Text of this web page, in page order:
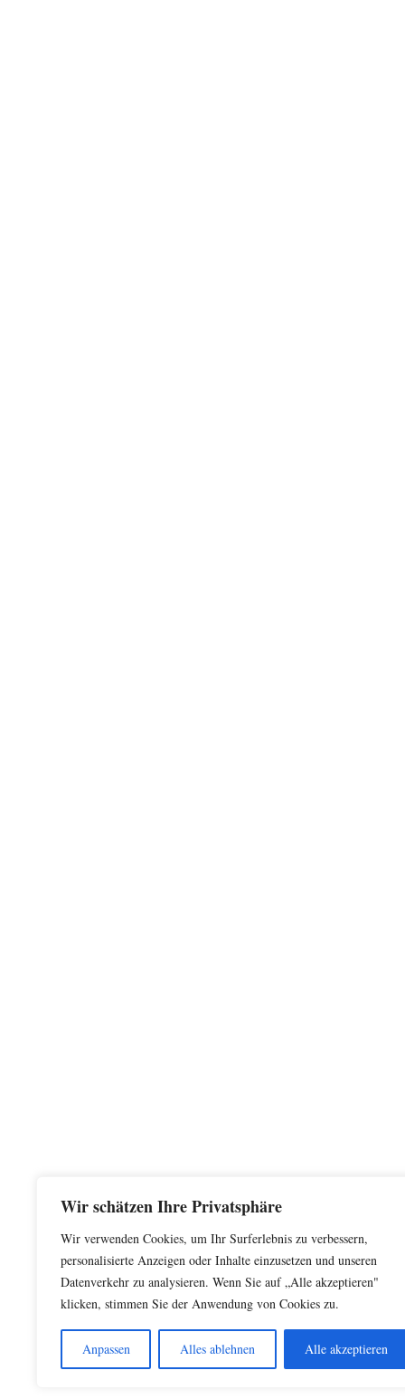
Wir schätzen Ihre Privatsphäre
Wir verwenden Cookies, um Ihr Surferlebnis zu verbessern,
personalisierte Anzeigen oder Inhalte einzusetzen und unseren
Datenverkehr zu analysieren. Wenn Sie auf „Alle akzeptieren"
klicken, stimmen Sie der Anwendung von Cookies zu.
Anpassen Alles ablehnen Alle akzeptieren